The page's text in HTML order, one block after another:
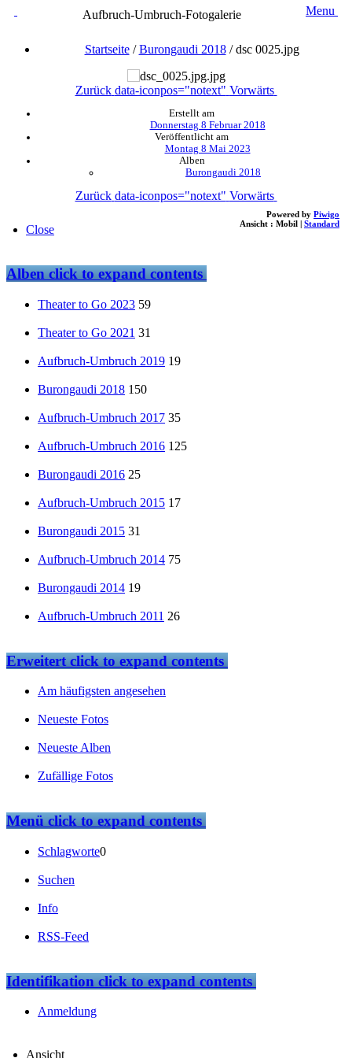
Aufbruch-Umbruch-Fotogalerie Menu
Startseite/Burongaudi 2018/dsc 0025.jpg
Zurück data-iconpos="notext" Vorwärts
Erstellt am
Donnerstag 8 Februar 2018
Veröffentlicht am
Montag 8 Mai 2023
Alben
Burongaudi 2018
Zurück data-iconpos="notext" Vorwärts
Powered by Piwigo
Ansicht : Mobil | Standard
Close
Albenclick to expand contents
Theater to Go 2023 59
Theater to Go 2021 31
Aufbruch-Umbruch 2019 19
Burongaudi 2018 150
Aufbruch-Umbruch 2017 35
Aufbruch-Umbruch 2016 125
Burongaudi 2016 25
Aufbruch-Umbruch 2015 17
Burongaudi 2015 31
Aufbruch-Umbruch 2014 75
Burongaudi 2014 19
Aufbruch-Umbruch 2011 26
Erweitertclick to expand contents
Am häufigsten angesehen
Neueste Fotos
Neueste Alben
Zufällige Fotos
Menüclick to expand contents
Schlagworte0
Suchen
Info
RSS-Feed
Identifikationclick to expand contents
Anmeldung
Ansicht